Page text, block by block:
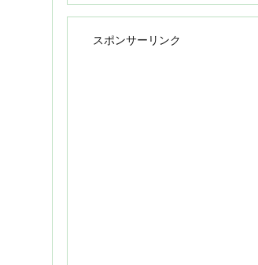
スポンサーリンク